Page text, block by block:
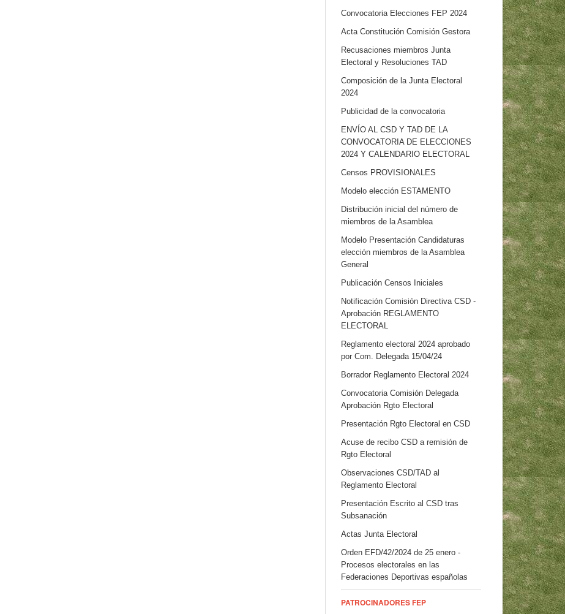
Convocatoria Elecciones FEP 2024
Acta Constitución Comisión Gestora
Recusaciones miembros Junta
Electoral y Resoluciones TAD
Composición de la Junta Electoral
2024
Publicidad de la convocatoria
ENVÍO AL CSD Y TAD DE LA
CONVOCATORIA DE ELECCIONES
2024 Y CALENDARIO ELECTORAL
Censos PROVISIONALES
Modelo elección ESTAMENTO
Distribución inicial del número de
miembros de la Asamblea
Modelo Presentación Candidaturas
elección miembros de la Asamblea
General
Publicación Censos Iniciales
Notificación Comisión Directiva CSD -
Aprobación REGLAMENTO
ELECTORAL
Reglamento electoral 2024 aprobado
por Com. Delegada 15/04/24
Borrador Reglamento Electoral 2024
Convocatoria Comisión Delegada
Aprobación Rgto Electoral
Presentación Rgto Electoral en CSD
Acuse de recibo CSD a remisión de
Rgto Electoral
Observaciones CSD/TAD al
Reglamento Electoral
Presentación Escrito al CSD tras
Subsanación
Actas Junta Electoral
Orden EFD/42/2024 de 25 enero -
Procesos electorales en las
Federaciones Deportivas españolas
PATROCINADORES FEP